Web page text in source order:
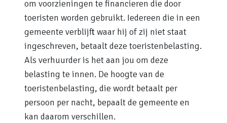
om voorzieningen te financieren die door
toeristen worden gebruikt. Iedereen die in een
gemeente verblijft waar hij of zij niet staat
ingeschreven, betaalt deze toeristenbelasting.
Als verhuurder is het aan jou om deze
belasting te innen. De hoogte van de
toeristenbelasting, die wordt betaalt per
persoon per nacht, bepaalt de gemeente en
kan daarom verschillen.